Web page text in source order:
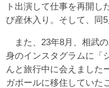
ト出演して仕事を再開し
び産休入り。そして、同
また、23年8月、相武
身のインスタグラムに「
んと旅行中に会えました
ガポールに移住していた